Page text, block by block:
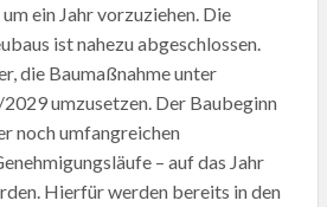
ein Jahr vorzuziehen. Die
ist nahezu abgeschlossen.
die Baumaßnahme unter
umzusetzen. Der Baubeginn
noch umfangreichen
– auf das Jahr
Hierfür werden bereits in den